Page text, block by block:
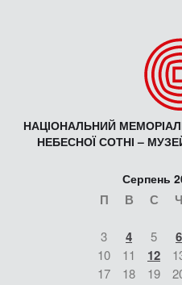
НАЦІОНАЛЬНИЙ
НЕБЕСНОЇ СОТНІ –
Серпень
П В С Ч
3 4 5 6
10
11 12
17
18 19